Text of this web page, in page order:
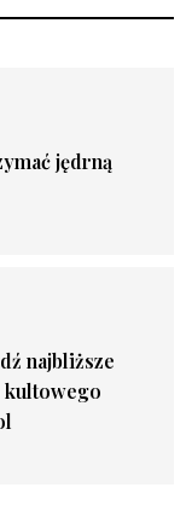
jędrną
najbliższe
kultowego